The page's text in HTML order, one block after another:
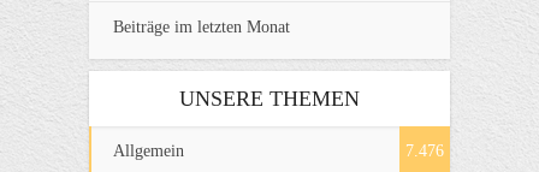
Beiträge im letzten Monat
UNSERE THEMEN
Allgemein 7.476